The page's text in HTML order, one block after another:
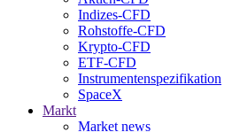
Indizes-CFD
Rohstoffe-CFD
Krypto-CFD
ETF-CFD
Instrumentenspezifikation
SpaceX
Markt
Market news